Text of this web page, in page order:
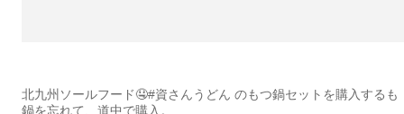
北九州ソールフード🤤#資さんうどん のもつ鍋セットを購入するも
鍋を忘れて、道中で購入。